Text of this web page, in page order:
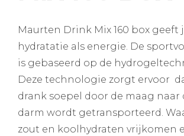
Maurten Drink Mix 160 box geeft
hydratatie als energie. De
is gebaseerd op de
Deze technologie zorgt ervoor
drank soepel door de maag naar
darm wordt getransporteerd.
zout en koolhydraten vrijkomen